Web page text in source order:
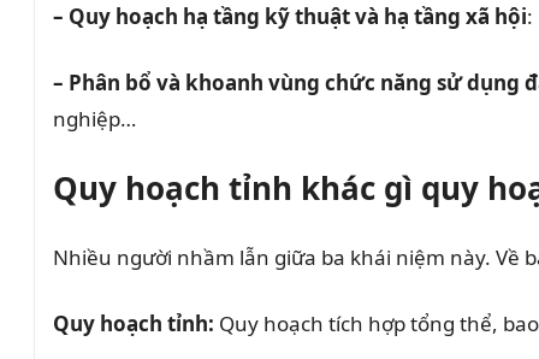
– Quy hoạch hạ tầng kỹ thuật và hạ tầng xã hội:
– Phân bổ và khoanh vùng chức năng sử dụng
nghiệp…
Quy hoạch tỉnh khác gì quy
Nhiều người nhầm lẫn giữa ba khái niệm này. Về
Quy hoạch tỉnh: Quy hoạch tích hợp tổng thể,